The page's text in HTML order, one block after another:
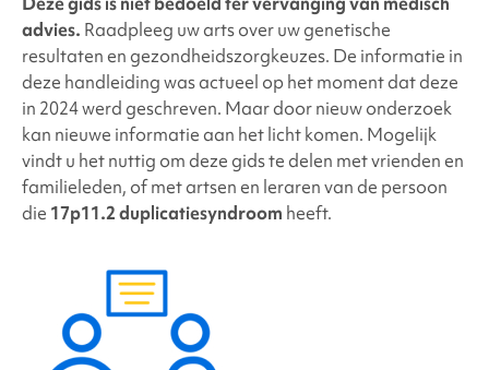
advies. Raadpleeg uw arts over uw genetische
resultaten en gezondheidszorgkeuzes. De informatie in
deze handleiding was actueel op het moment dat deze
in 2024 werd geschreven. Maar door nieuw onderzoek
kan nieuwe informatie aan het licht komen. Mogelijk
vindt u het nuttig om deze gids te delen met vrienden en
familieleden, of met artsen en leraren van de persoon
die 17p11.2 duplicatiesyndroom heeft.